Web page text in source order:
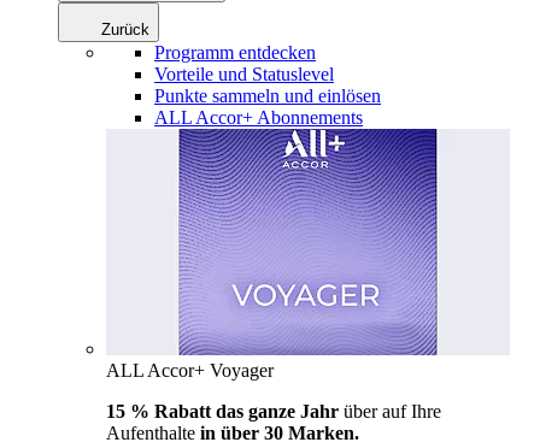
Zurück
Programm entdecken
Vorteile und Statuslevel
Punkte sammeln und einlösen
ALL Accor+ Abonnements
ALL Accor+ Voyager
15 % Rabatt das ganze Jahr über auf Ihre
Aufenthalte in über 30 Marken.